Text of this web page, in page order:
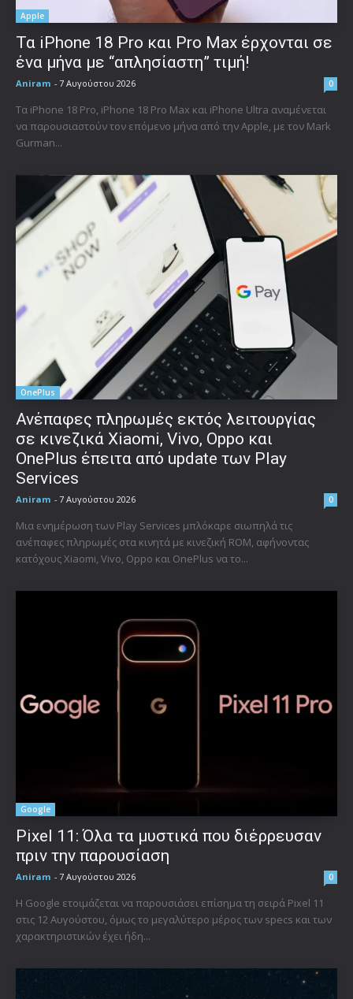
Apple
Τα iPhone 18 Pro και Pro Max έρχονται σε
ένα μήνα με “απλησίαστη” τιμή!
Aniram - 7 Αυγούστου 2026 0
Τα iPhone 18 Pro, iPhone 18 Pro Max και iPhone Ultra αναμένεται
να παρουσιαστούν τον επόμενο μήνα από την Apple, με τον Mark
Gurman...
OnePlus
Ανέπαφες πληρωμές εκτός λειτουργίας
σε κινεζικά Xiaomi, Vivo, Oppo και
OnePlus έπειτα από update των Play
Services
Aniram - 7 Αυγούστου 2026 0
Μια ενημέρωση των Play Services μπλόκαρε σιωπηλά τις
ανέπαφες πληρωμές στα κινητά με κινεζική ROM, αφήνοντας
κατόχους Xiaomi, Vivo, Oppo και OnePlus να το...
Google
Pixel 11: Όλα τα μυστικά που διέρρευσαν
πριν την παρουσίαση
Aniram - 7 Αυγούστου 2026 0
Η Google ετοιμάζεται να παρουσιάσει επίσημα τη σειρά Pixel 11
στις 12 Αυγούστου, όμως το μεγαλύτερο μέρος των specs και των
χαρακτηριστικών έχει ήδη...